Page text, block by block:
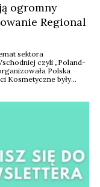
ogromny
Regional
sektora
czyli „Poland-
Polska
Kosmetyczne były